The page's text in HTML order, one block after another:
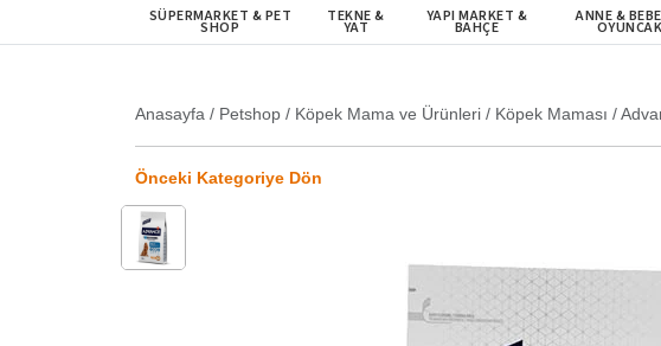
SÜPERMARKET & PET
SHOP
TEKNE &
YAT
YAPI MARKET &
BAHÇE
ANNE &
OYUNCAK
Anasayfa / Petshop / Köpek Mama ve Ürünleri / Köpek Maması /
Önceki Kategoriye Dön